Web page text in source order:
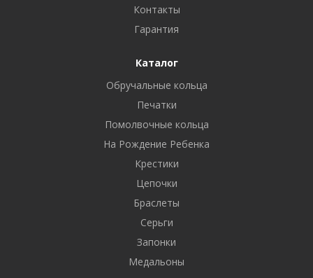
Контакты
Гарантия
Каталог
Обручальные кольца
Печатки
Помолвочные кольца
На Рождение Ребенка
Крестики
Цепочки
Браслеты
Серьги
Запонки
Медальоны